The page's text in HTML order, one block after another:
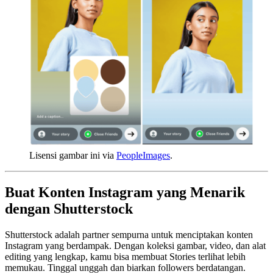
Lisensi gambar ini via PeopleImages.
Buat Konten Instagram yang Menarik
dengan Shutterstock
Shutterstock adalah partner sempurna untuk menciptakan konten
Instagram yang berdampak. Dengan koleksi gambar, video, dan alat
editing yang lengkap, kamu bisa membuat Stories terlihat lebih
memukau. Tinggal unggah dan biarkan followers berdatangan.